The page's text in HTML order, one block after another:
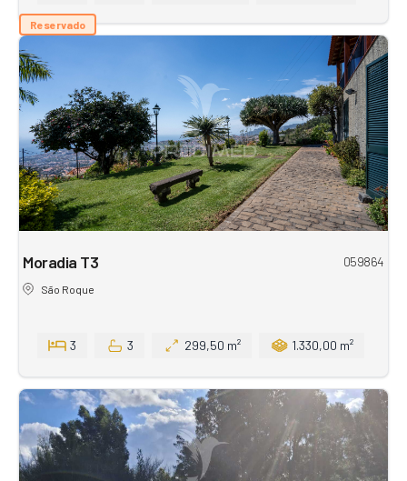
Reservado
Moradia T3 059864
São Roque
3 3 299,50 m² 1.330,00 m²